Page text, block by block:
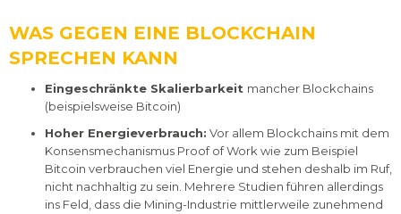
WAS GEGEN EINE BLOCKCHAIN
SPRECHEN KANN
Eingeschränkte Skalierbarkeit mancher Blockchains
(beispielsweise Bitcoin)
Hoher Energieverbrauch: Vor allem Blockchains mit dem
Konsensmechanismus Proof of Work wie zum Beispiel
Bitcoin verbrauchen viel Energie und stehen deshalb im Ruf,
nicht nachhaltig zu sein. Mehrere Studien führen allerdings
ins Feld, dass die Mining-Industrie mittlerweile zunehmend